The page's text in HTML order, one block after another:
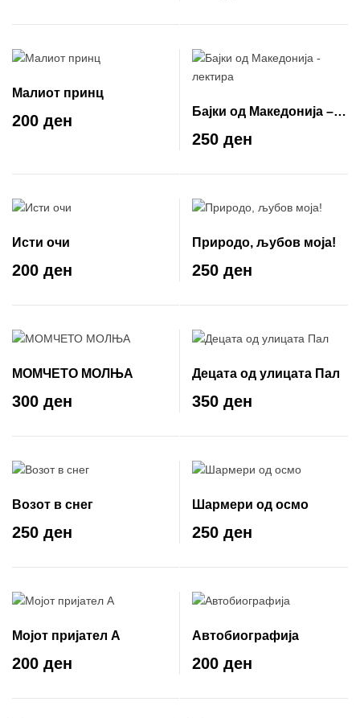
Малиот принц
200 ден
Бајки од Македонија –
лектира
250 ден
Исти очи
200 ден
Природо, љубов моја!
250 ден
МОМЧЕТО МОЛЊА
300 ден
Децата од улицата Пал
350 ден
Возот в снег
250 ден
Шармери од осмо
250 ден
Мојот пријател А
200 ден
Автобиографија
200 ден